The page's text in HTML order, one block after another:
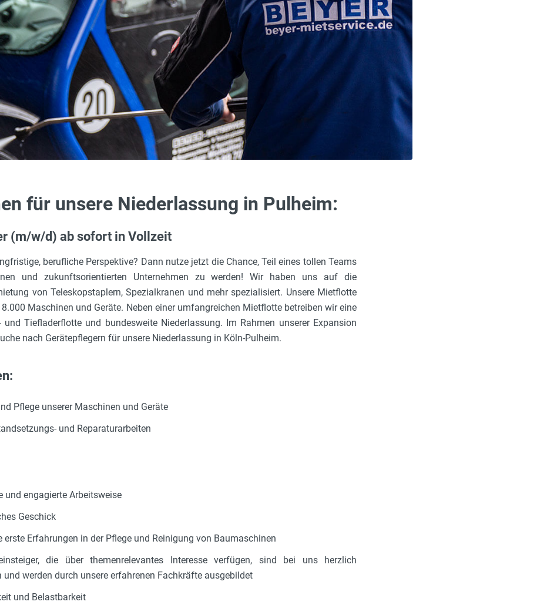
für unsere Niederlassung in Pulheim:
(m/w/d) ab sofort in Vollzeit
berufliche Perspektive? Dann nutze jetzt die Chance, Teil eines tollen Teams
und zukunftsorientierten Unternehmen zu werden! Wir haben uns auf die
von Teleskopstaplern, Spezialkranen und mehr spezialisiert. Unsere Mietflotte
Maschinen und Geräte. Neben einer umfangreichen Mietflotte betreiben wir eine
und Tiefladerflotte und bundesweite Niederlassung. Im Rahmen unserer Expansion
nach Gerätepflegern für unsere Niederlassung in Köln-Pulheim.
Pflege unserer Maschinen und Geräte
und Reparaturarbeiten
und engagierte Arbeitsweise
Geschick
erste Erfahrungen in der Pflege und Reinigung von Baumaschinen
die über themenrelevantes Interesse verfügen, sind bei uns herzlich
werden durch unsere erfahrenen Fachkräfte ausgebildet
und Belastbarkeit